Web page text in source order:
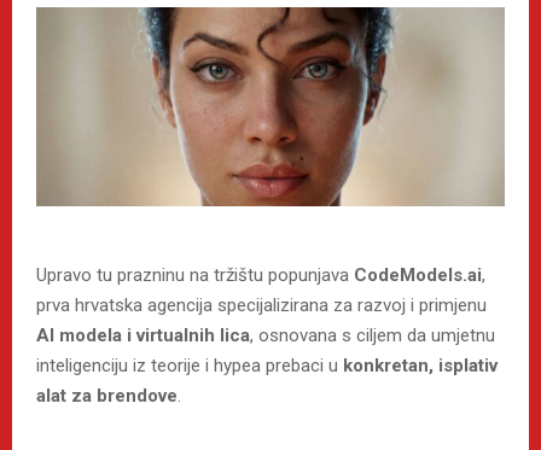
Upravo tu prazninu na tržištu popunjava CodeModels.ai,
prva hrvatska agencija specijalizirana za razvoj i primjenu
AI modela i virtualnih lica, osnovana s ciljem da umjetnu
inteligenciju iz teorije i hypea prebaci u konkretan, isplativ
alat za brendove.